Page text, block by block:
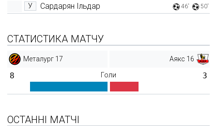
У Сардарян Ільдар 46' 50'
СТАТИСТИКА МАТЧУ
Металург 17 Аякс 16
8 Голи 3
ОСТАННІ МАТЧІ